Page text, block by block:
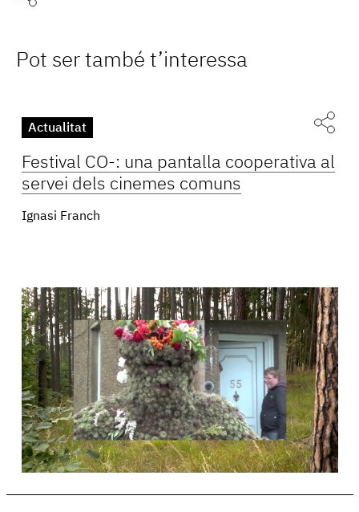
Pot ser també t’interessa
Actualitat
Festival CO-: una pantalla cooperativa al
servei dels cinemes comuns
Ignasi Franch